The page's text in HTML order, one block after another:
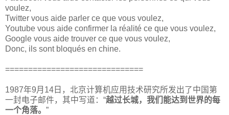
voulez,
Twitter vous aide parler ce que vous voulez,
Youtube vous aide confirmer la réalité ce que vous voulez,
Google vous aide trouver ce que vous voulez,
Donc, ils sont bloqués en chine.
==============================
1987年9月14日，北京计算机应用技术研究所发出了中国第
一封电子邮件，其中写道：“越过长城，我们能达到世界的每
一个角落。 ”